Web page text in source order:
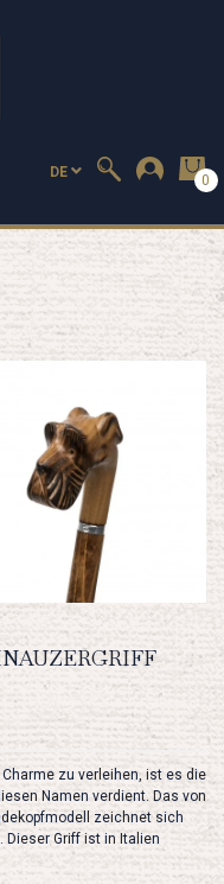
DE 0
zu verleihen, ist es die
Namen verdient. Das von
zeichnet sich
Griff ist in Italien